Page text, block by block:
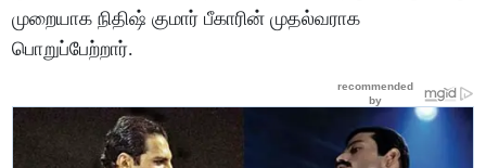
முறையாக நிதிஷ் குமார் பீகாரின் முதல்வராக
பொறுப்பேற்றார்.